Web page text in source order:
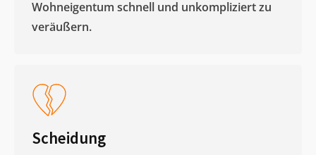
Wohneigentum schnell und unkompliziert zu
veräußern. ​
Scheidung